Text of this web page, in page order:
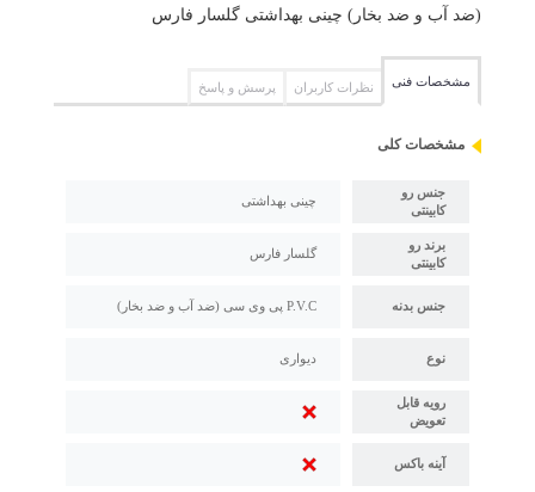
(ضد آب و ضد بخار) چینی بهداشتی گلسار فارس
مشخصات فنی نظرات کاربران پرسش و پاسخ
مشخصات کلی
جنس رو
کابینتی
چینی بهداشتی
برند رو
کابینتی
گلسار فارس
جنس بدنه P.V.C پی وی سی (ضد آب و ضد بخار)
نوع دیواری
رویه قابل
تعویض
آینه باکس